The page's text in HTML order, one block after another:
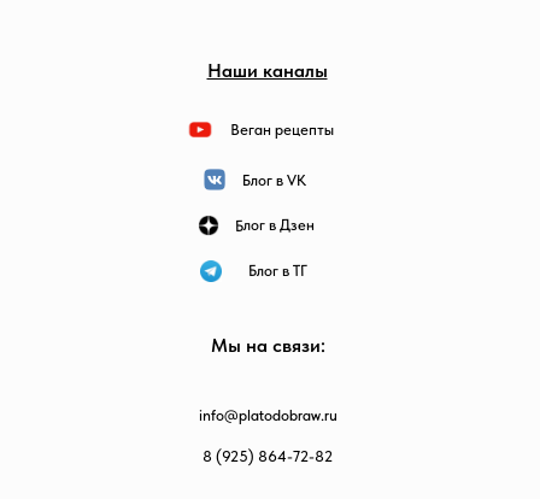
Наши каналы
Блог в VK
Веган рецепты
Блог в Дзен
Блог в ТГ
Мы на связи:
info@platodobraw.ru
8 (925) 864-72-82